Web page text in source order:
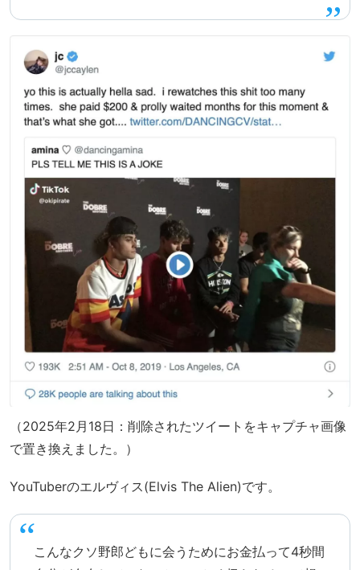
（2025年2月18日：削除されたツイートをキャプチャ画像
で置き換えました。）
YouTuberのエルヴィス(Elvis The Alien)です。
こんなクソ野郎どもに会うためにお金払って4秒間